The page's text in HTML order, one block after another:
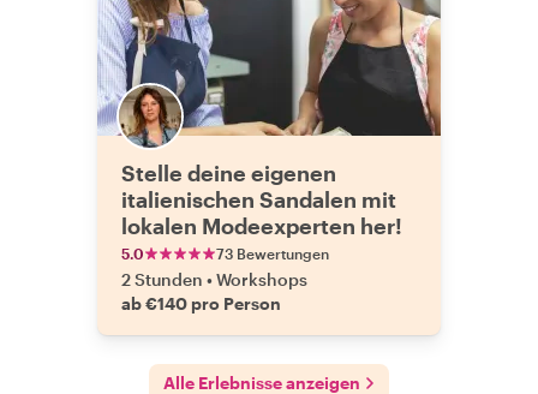
Stelle deine eigenen
italienischen Sandalen mit
lokalen Modeexperten her!
5.0 73 Bewertungen
2 Stunden •Workshops
ab €140 pro Person
Alle Erlebnisse anzeigen